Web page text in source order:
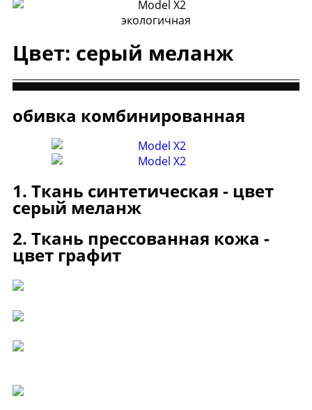
экологичная
Цвет: серый меланж
обивка комбинированная
1. Ткань синтетическая - цвет
серый меланж
2. Ткань прессованная кожа -
цвет графит